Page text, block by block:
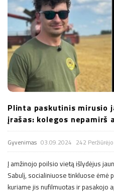
Plinta paskutinis mirusio
įrašas: kolegos nepamirš
Gyvenimas 03.09.2024 242 Peržiūrėjo
Į amžinojo poilsio vietą išlydėjus
Sabulį, socialiniuose tinkluose ėmė
kuriame jis nufilmuotas ir pasakojo